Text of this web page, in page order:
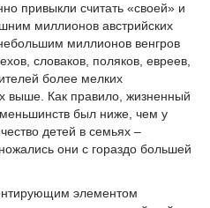
привыкли считать «своей» и
миллионов австрийских
миллионов венгров
словаков, поляков, евреев,
более мелких
выше. Как правило, жизненный
был ниже, чем у
детей в семьях –
они с гораздо большей
элементом